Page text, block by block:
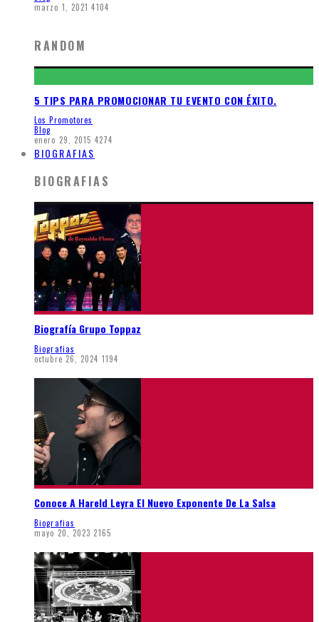
marzo 1, 2021 4104
RANDOM
5 TIPS PARA PROMOCIONAR TU EVENTO CON ÉXITO.
Los Promotores
Blog
enero 29, 2015 4274
BIOGRAFIAS
BIOGRAFIAS
Biografía Grupo Toppaz
Biografias
octubre 26, 2024 1194
Conoce A Hareld Leyra El Nuevo Exponente De La Salsa
Biografias
mayo 20, 2023 2165